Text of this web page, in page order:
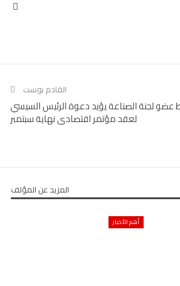
القادم بوست
عضو لجنة الصناعة يؤيد دعوة الرئيس السيسي
لعقد مؤتمر اقتصادى نهاية سبتمبر
المزيد عن المؤلف
أهم الأخبار